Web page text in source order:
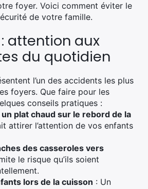
foyer. Voici comment éviter le
de votre famille.
attention aux
du quotidien
l’un des accidents les plus
foyers. Que faire pour les
conseils pratiques :
plat chaud sur le rebord de la
attirer l’attention de vos enfants
des casseroles vers
le risque qu’ils soient
lors de la cuisson : Un